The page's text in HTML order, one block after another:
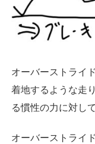
オーバーストライ
着地するような走
る慣性の力に対し
オーバーストライ